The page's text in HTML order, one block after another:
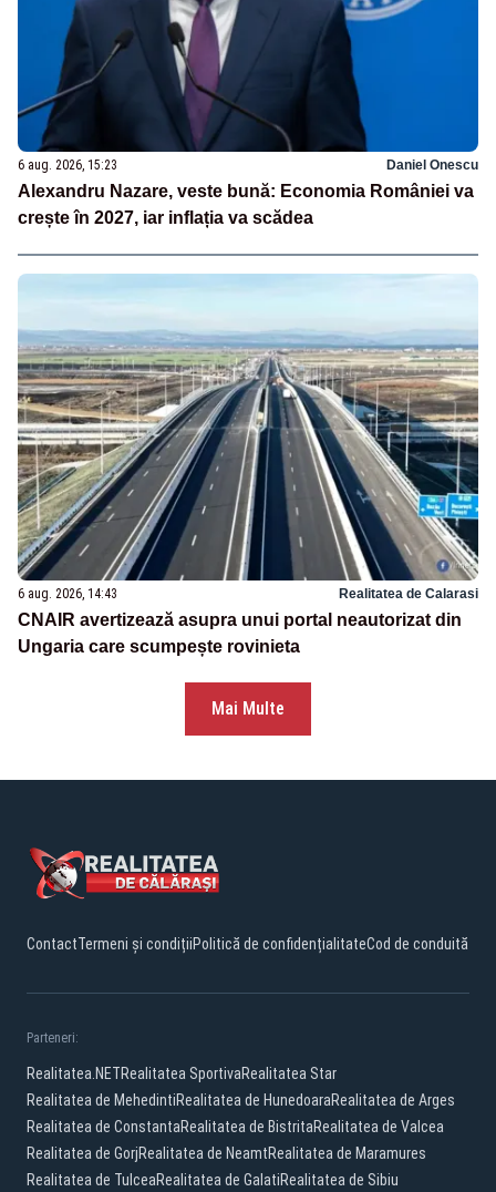
6 aug. 2026, 15:23 Daniel Onescu
Alexandru Nazare, veste bună: Economia României va
crește în 2027, iar inflația va scădea
6 aug. 2026, 14:43 Realitatea de Calarasi
CNAIR avertizează asupra unui portal neautorizat din
Ungaria care scumpește rovinieta
Mai Multe
ContactTermeni și condițiiPolitică de confidențialitateCod de conduită
Parteneri:
Realitatea.NETRealitatea SportivaRealitatea Star
Realitatea de MehedintiRealitatea de HunedoaraRealitatea de Arges
Realitatea de ConstantaRealitatea de BistritaRealitatea de Valcea
Realitatea de GorjRealitatea de NeamtRealitatea de Maramures
Realitatea de TulceaRealitatea de GalatiRealitatea de Sibiu